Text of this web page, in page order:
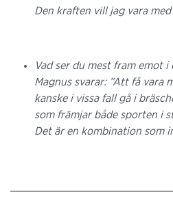
Den kraften vill jag vara med
Vad ser du mest fram emot
Magnus svarar: ”Att få vara
kanske i vissa fall gå i
som främjar både sporten i
Det är en kombination som